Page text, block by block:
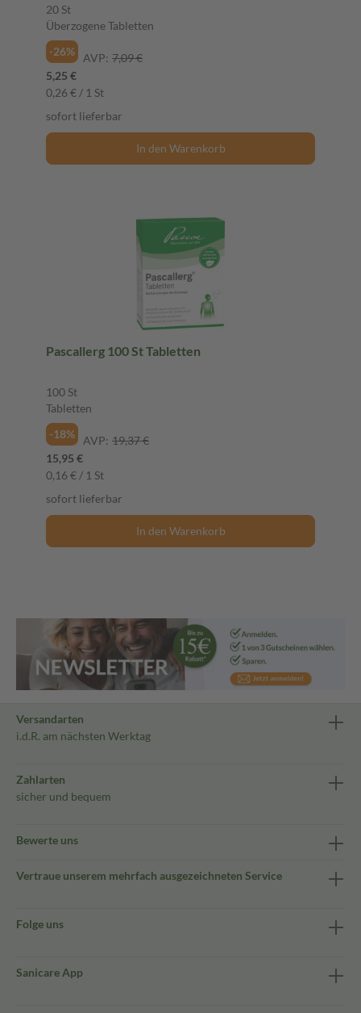
20 St
Überzogene Tabletten
-26%
AVP: 7,09 €
5,25 €
0,26 € / 1 St
sofort lieferbar
In den Warenkorb
Pascallerg 100 St Tabletten
100 St
Tabletten
-18%
AVP: 19,37 €
15,95 €
0,16 € / 1 St
sofort lieferbar
In den Warenkorb
Versandarten
i.d.R. am nächsten Werktag
Zahlarten
sicher und bequem
Bewerte uns
Vertraue unserem mehrfach ausgezeichneten Service
Folge uns
Sanicare App